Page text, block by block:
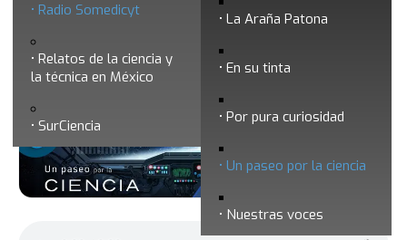
Radio Somedicyt La Araña Patona
En su tinta
Por pura curiosidad
Un paseo por la ciencia
Nuestras voces
Relatos de la ciencia y
la técnica en México
SurCiencia
Un paseo por la ciencia 26 - ¿Cómo se
defiende el insecto Manduca Sexta de la
toxina Cry?